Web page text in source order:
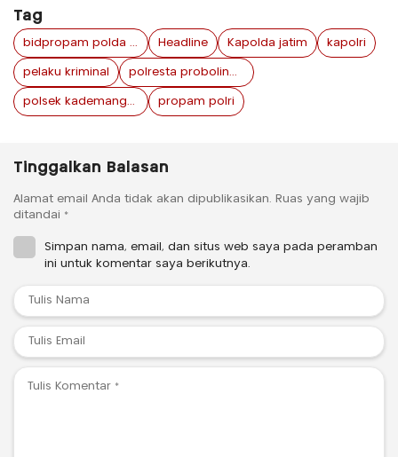
Tag
bidpropam polda jawa timur Headline Kapolda jatim kapolri
pelaku kriminal polresta probolinggo
polsek kademangan propam polri
Tinggalkan Balasan
Alamat email Anda tidak akan dipublikasikan. Ruas yang wajib
ditandai *
Simpan nama, email, dan situs web saya pada peramban
ini untuk komentar saya berikutnya.